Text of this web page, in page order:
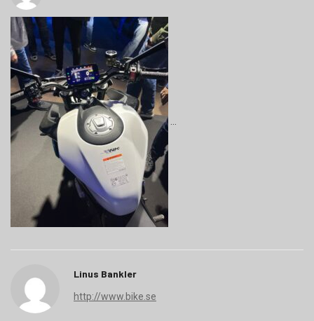
Linus Bankler
http://www.bike.se